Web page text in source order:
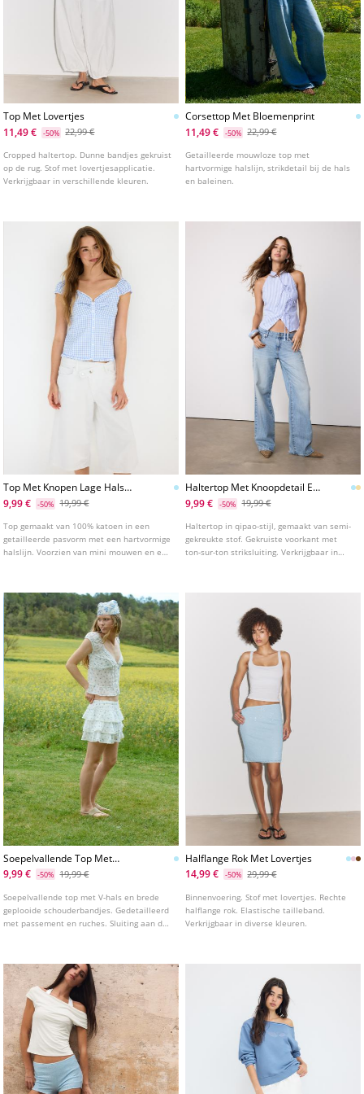
Top Met Lovertjes
11,49 €
-50% 22,99 €
Cropped haltertop. Dunne bandjes gekruist
op de rug. Stof met lovertjesapplicatie.
Verkrijgbaar in verschillende kleuren.
Corsettop Met Bloemenprint
11,49 €
-50% 22,99 €
Getailleerde mouwloze top met
hartvormige halslijn, strikdetail bij de hals
en baleinen.
Top Met Knopen Lage Hals
Korte Mouw
9,99 € -50% 19,99 €
Top gemaakt van 100% katoen in een
getailleerde pasvorm met een hartvormige
halslijn. Voorzien van mini mouwen en een
de borst en mouw.
Haltertop Met Knoopdetail En
Kreukeleffect
9,99 € -50% 19,99 €
Haltertop in qipao-stijl, gemaakt van semi-
gekreukte stof. Gekruiste voorkant met
ton-sur-ton striksluiting. Verkrijgbaar in
Soepelvallende Top Met
Knopen
9,99 € -50% 19,99 €
Soepelvallende top met V-hals en brede
geplooide schouderbandjes. Gedetailleerd
met passement en ruches. Sluiting aan de
Halflange Rok Met Lovertjes
14,99 €
-50% 29,99 €
Binnenvoering. Stof met lovertjes. Rechte
halflange rok. Elastische tailleband.
Verkrijgbaar in diverse kleuren.